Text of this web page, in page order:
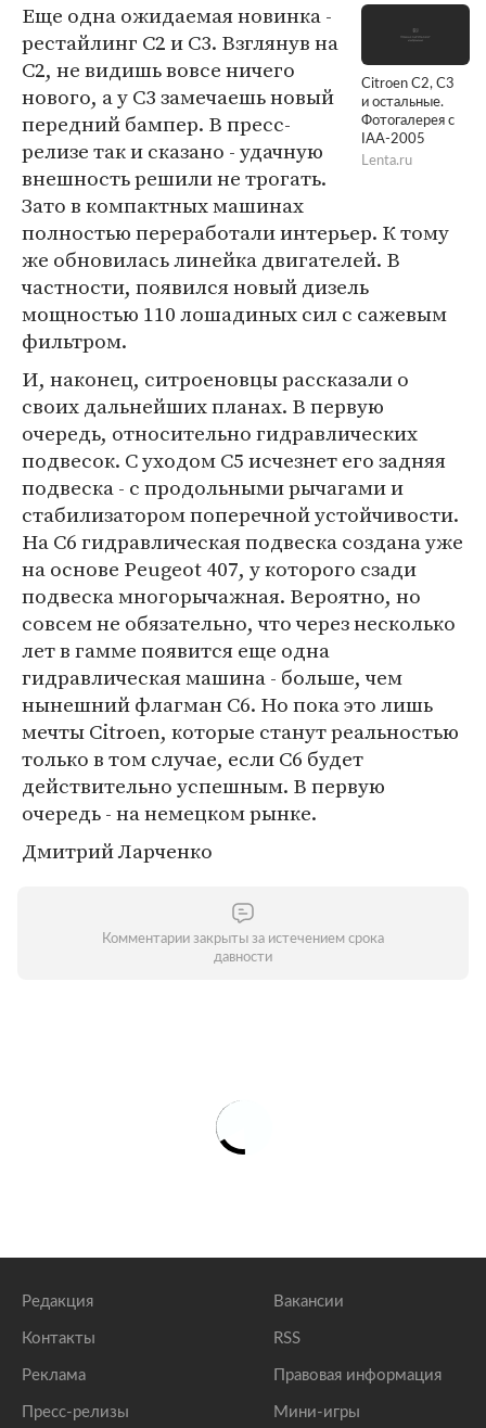
Citroen C2, C3
и остальные.
Фотогалерея с
IAA-2005
Lenta.ru
Еще одна ожидаемая новинка -
рестайлинг С2 и С3. Взглянув на
С2, не видишь вовсе ничего
нового, а у С3 замечаешь новый
передний бампер. В пресс-
релизе так и сказано - удачную
внешность решили не трогать.
Зато в компактных машинах
полностью переработали интерьер. К тому
же обновилась линейка двигателей. В
частности, появился новый дизель
мощностью 110 лошадиных сил с сажевым
фильтром.
И, наконец, ситроеновцы рассказали о
своих дальнейших планах. В первую
очередь, относительно гидравлических
подвесок. С уходом С5 исчезнет его задняя
подвеска - с продольными рычагами и
стабилизатором поперечной устойчивости.
На С6 гидравлическая подвеска создана уже
на основе Peugeot 407, у которого сзади
подвеска многорычажная. Вероятно, но
совсем не обязательно, что через несколько
лет в гамме появится еще одна
гидравлическая машина - больше, чем
нынешний флагман С6. Но пока это лишь
мечты Citroen, которые станут реальностью
только в том случае, если С6 будет
действительно успешным. В первую
очередь - на немецком рынке.
Дмитрий Ларченко
Комментарии закрыты за истечением срока
давности
Редакция
Контакты
Реклама
Пресс-релизы
Вакансии
RSS
Правовая информация
Мини-игры